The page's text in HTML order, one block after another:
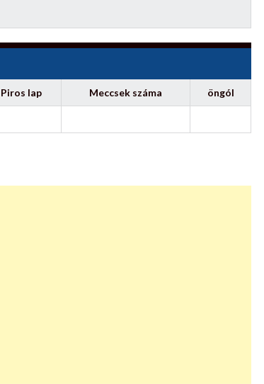
Piros lap Meccsek száma öngól